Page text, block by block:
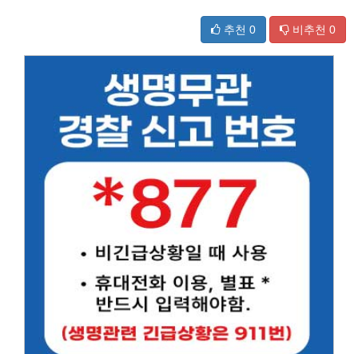
추천 0 비추천 0